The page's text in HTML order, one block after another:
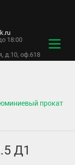
18:00
д.10, оф.618
прокат
Д1